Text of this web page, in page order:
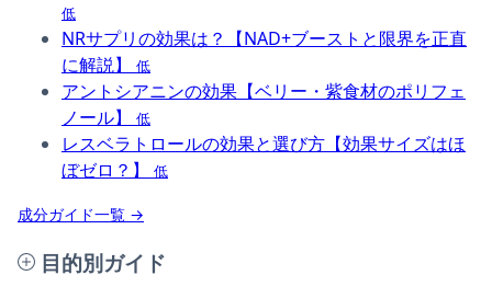
低
NRサプリの効果は？【NAD+ブーストと限界を正直
に解説】
低
アントシアニンの効果【ベリー・紫食材のポリフェ
ノール】
低
レスベラトロールの効果と選び方【効果サイズはほ
ぼゼロ？】
低
成分ガイド一覧 →
目的別ガイド